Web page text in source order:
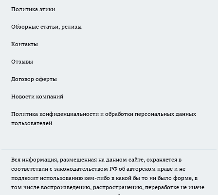
Политика этики
Обзорные статьи, релизы
Контакты
Отзывы
Договор оферты
Новости компаний
Политика конфиденциальности и обработки персональных данных
пользователей
Вся информация, размещенная на данном сайте, охраняется в
соответствии с законодательством РФ об авторском праве и не
подлежит использованию кем-либо в какой бы то ни было форме, в
том числе воспроизведению, распространению, переработке не иначе